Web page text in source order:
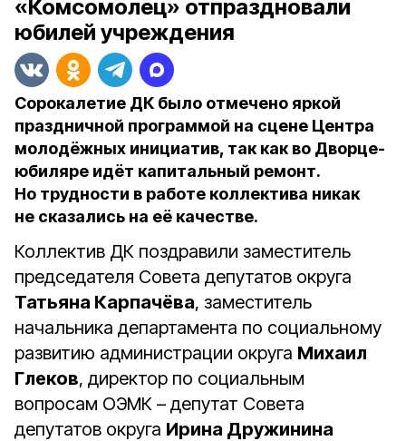
«Комсомолец» отпраздновали
юбилей учреждения
Сорокалетие ДК было отмечено яркой
праздничной программой на сцене Центра
молодёжных инициатив, так как во Дворце-
юбиляре идёт капитальный ремонт.
Но трудности в работе коллектива никак
не сказались на её качестве.
Коллектив ДК поздравили заместитель
председателя Совета депутатов округа
Татьяна Карпачёва, заместитель
начальника департамента по социальному
развитию администрации округа Михаил
Глеков, директор по социальным
вопросам ОЭМК – депутат Совета
депутатов округа Ирина Дружинина